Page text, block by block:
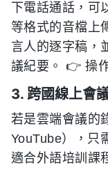
下電話通話，
等格式的音檔上
言人的逐字稿，
議紀要。 👉 操
3. 跨國線上會
若是雲端會議的
YouTube），只
適合外語培訓課